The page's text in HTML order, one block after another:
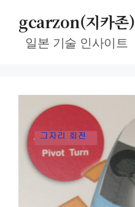
gcarzon(지카존)
일본 기술 인사이트